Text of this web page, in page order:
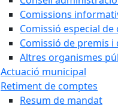
Comissions
Comissió especial de
Comissió de premis i
Altres organismes
Actuació municipal
Retiment de comptes
Resum de mandat